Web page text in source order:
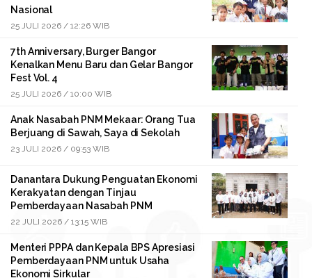
Nasional
25 JULI 2026 / 12:26 WIB
7th Anniversary, Burger Bangor
Kenalkan Menu Baru dan Gelar Bangor
Fest Vol. 4
25 JULI 2026 / 10:00 WIB
Anak Nasabah PNM Mekaar: Orang Tua
Berjuang di Sawah, Saya di Sekolah
23 JULI 2026 / 09:53 WIB
Danantara Dukung Penguatan Ekonomi
Kerakyatan dengan Tinjau
Pemberdayaan Nasabah PNM
22 JULI 2026 / 13:15 WIB
Menteri PPPA dan Kepala BPS Apresiasi
Pemberdayaan PNM untuk Usaha
Ekonomi Sirkular